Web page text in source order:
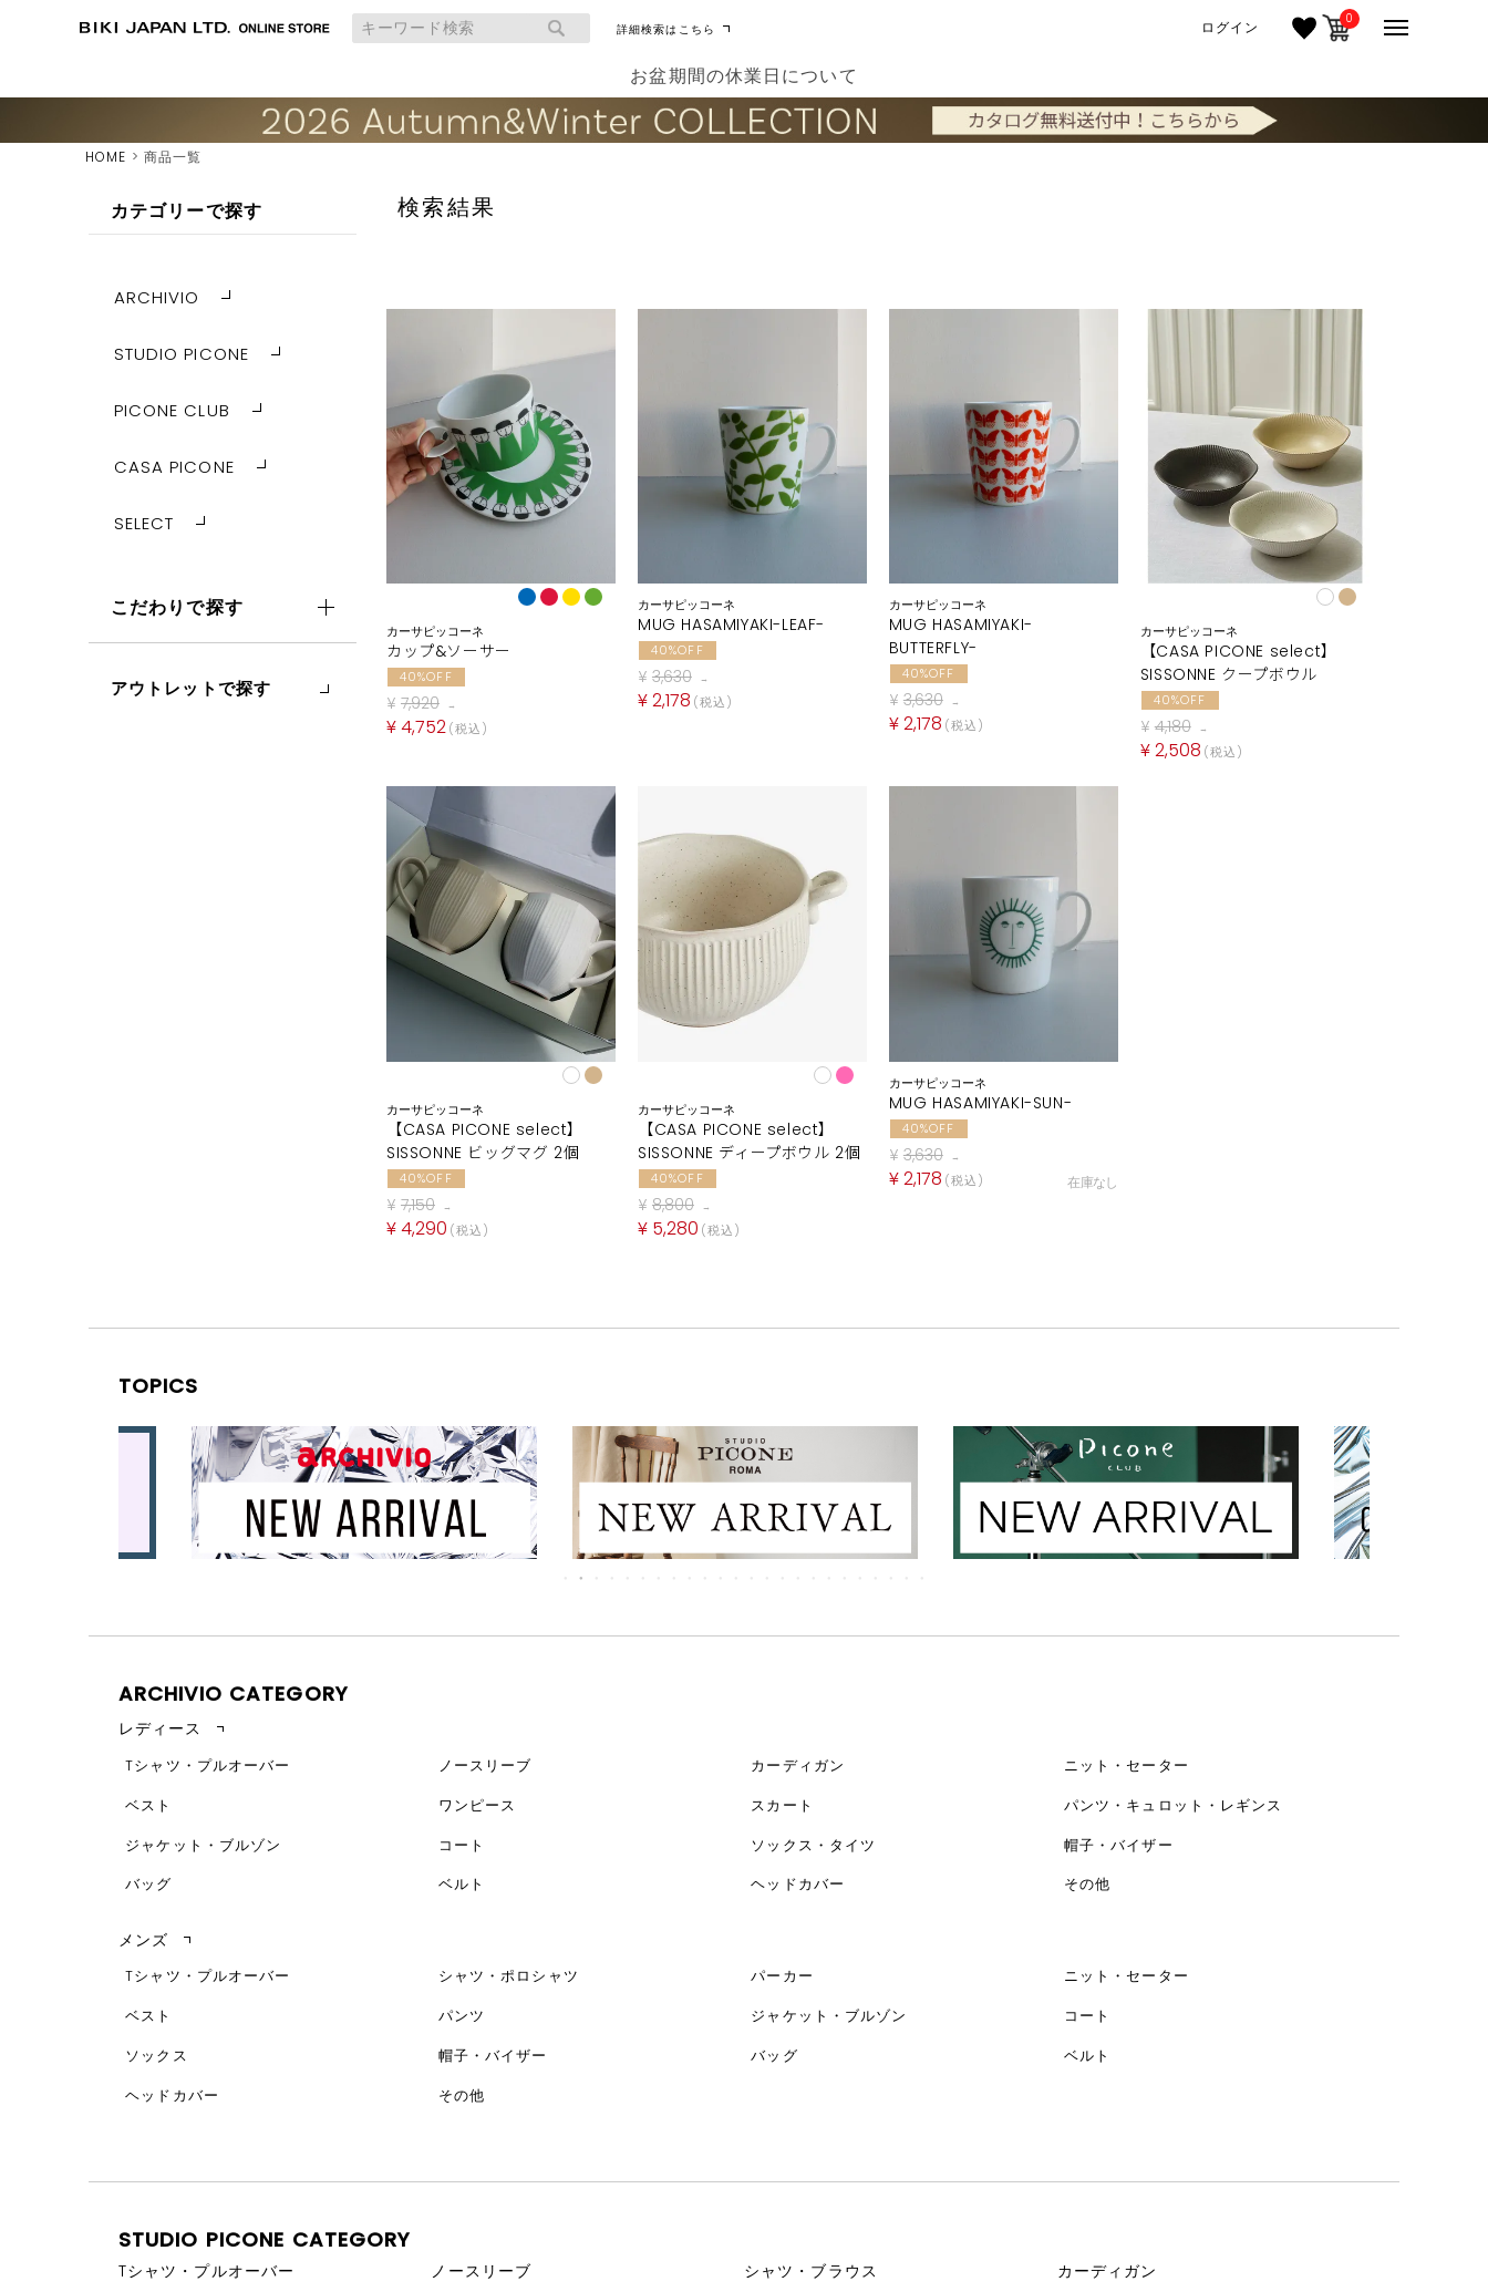
詳細検索はこちら ログイン 0
お盆期間の休業日について
HOME 商品一覧
カテゴリーで探す
ARCHIVIO
STUDIO PICONE
PICONE CLUB
CASA PICONE
SELECT
こだわりで探す
アウトレットで探す
検索結果
カーサピッコーネ
カップ&ソーサー
40%OFF
¥ 7,920 →
¥4,752 税込
カーサピッコーネ
MUG HASAMIYAKI-LEAF-
40%OFF
¥ 3,630 →
¥2,178 税込
カーサピッコーネ
MUG HASAMIYAKI-
BUTTERFLY-
40%OFF
¥ 3,630 →
¥2,178 税込
カーサピッコーネ
【CASA PICONE select】
SISSONNE クープボウル
40%OFF
¥ 4,180 →
¥2,508 税込
カーサピッコーネ
【CASA PICONE select】
SISSONNE ビッグマグ 2個
40%OFF
¥ 7,150 →
¥4,290 税込
カーサピッコーネ
【CASA PICONE select】
SISSONNE ディープボウル 2個
40%OFF
¥ 8,800 →
¥ 5,280 税込
カーサピッコーネ
MUG HASAMIYAKI-SUN-
40%OFF
¥ 3,630 →
¥2,178 税込 在庫なし
TOPICS
ARCHIVIO CATEGORY
レディース
Tシャツ・プルオーバー ノースリーブ カーディガン ニット・セーター
ベスト ワンピース スカート パンツ・キュロット・レギンス
ジャケット・ブルゾン コート ソックス・タイツ 帽子・バイザー
バッグ ベルト ヘッドカバー その他
メンズ
Tシャツ・プルオーバー シャツ・ポロシャツ パーカー ニット・セーター
ベスト パンツ ジャケット・ブルゾン コート
ソックス 帽子・バイザー バッグ ベルト
ヘッドカバー その他
STUDIO PICONE CATEGORY
Tシャツ・プルオーバー ノースリーブ シャツ・ブラウス
カーディガン